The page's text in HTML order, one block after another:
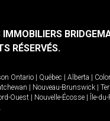
RÉSERVÉS.
Ontario Québec Alberta
Nouveau-Brunswick
Ouest Nouvelle-Écosse Île-
.